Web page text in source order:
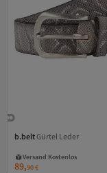
b.beltGürtel Leder
Versand Kostenlos
Versand Kostenlos
89,90€